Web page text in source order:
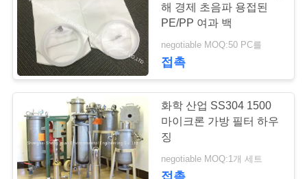
해 경제 초음파 용접된
PE/PP 여과 백
negotiable MOQ:50 PC를
접촉
화학 산업 SS304 1500
마이크론 가방 필터 하우
징
negotiable MOQ:1개 세트
접촉